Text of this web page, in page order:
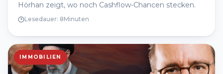
Hörhan zeigt, wo noch Cashflow-Chancen stecken.
Lesedauer: 8Minuten
IMMOBILIEN